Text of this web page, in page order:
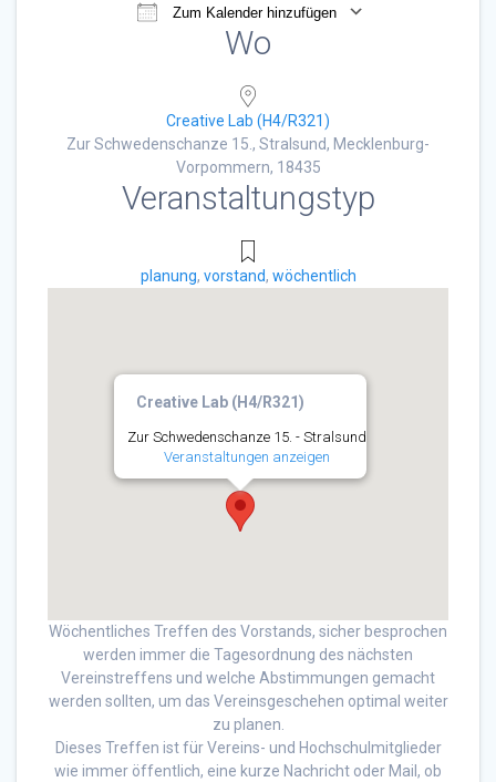
Zum Kalender hinzufügen
ICS herunterladenWo
Creative Lab (H4/R321)
Zur Schwedenschanze 15., Stralsund, Mecklenburg-
Vorpommern, 18435
Veranstaltungstyp
planung, vorstand, wöchentlich
Creative Lab (H4/R321)
Zur Schwedenschanze 15. - Stralsund
Veranstaltungen anzeigen
Wöchentliches Treffen des Vorstands, sicher besprochen
werden immer die Tagesordnung des nächsten
Vereinstreffens und welche Abstimmungen gemacht
werden sollten, um das Vereinsgeschehen optimal weiter
zu planen.
Dieses Treffen ist für Vereins- und Hochschulmitglieder
wie immer öffentlich, eine kurze Nachricht oder Mail, ob